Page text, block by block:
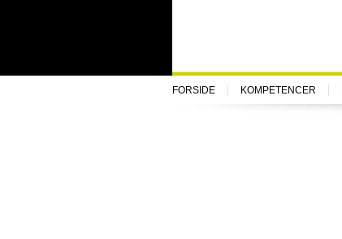
FORSIDE KOMPETENCER